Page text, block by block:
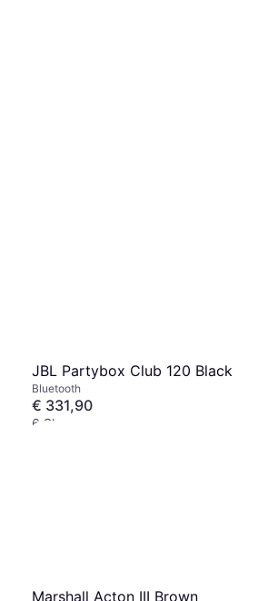
JBL Partybox Club 120 Black
Bluetooth
€ 331,90
6 Shops
Marshall Acton III Brown